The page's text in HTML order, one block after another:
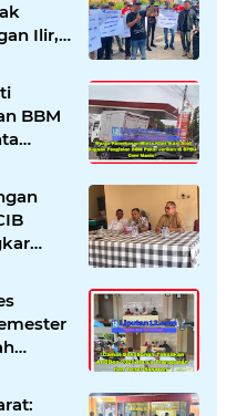
Ilir,
BBM